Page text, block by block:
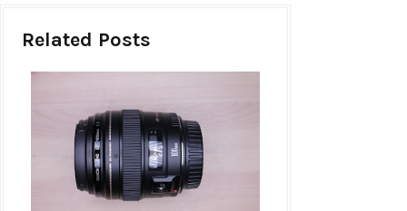
Related Posts